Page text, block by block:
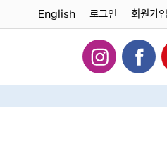
English 로그인 회원가입